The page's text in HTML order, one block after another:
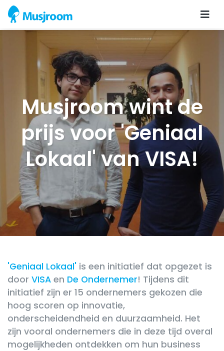
Musjroom wint de
prijs voor 'Geniaal
Lokaal' van VISA!
'Geniaal Lokaal' is een initiatief dat opgezet is
door VISA en De Ondernemer! Tijdens dit
initiatief zijn er 15 ondernemers gekozen die
hoog scoren op innovatie,
onderscheidendheid en duurzaamheid. Het
zijn vooral ondernemers die in deze tijd overal
mogelijkheden ontdekken om hun business